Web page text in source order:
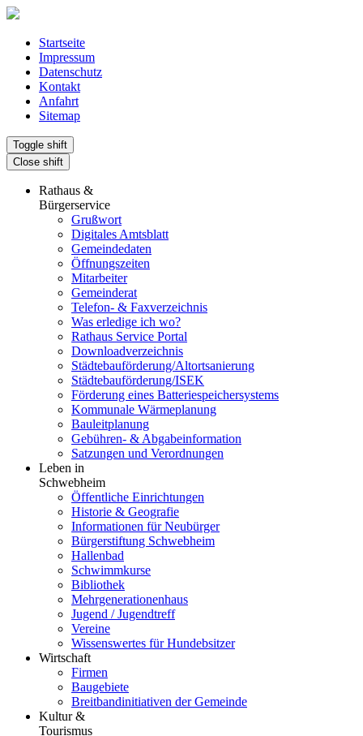
Startseite
Impressum
Datenschutz
Kontakt
Anfahrt
Sitemap
Toggle shift
Close shift
Rathaus &
Bürgerservice
Grußwort
Digitales Amtsblatt
Gemeindedaten
Öffnungszeiten
Mitarbeiter
Gemeinderat
Telefon- & Faxverzeichnis
Was erledige ich wo?
Rathaus Service Portal
Downloadverzeichnis
Städtebauförderung/Altortsanierung
Städtebauförderung/ISEK
Förderung eines Batteriespeichersystems
Kommunale Wärmeplanung
Bauleitplanung
Gebühren- & Abgabeinformation
Satzungen und Verordnungen
Leben in
Schwebheim
Öffentliche Einrichtungen
Historie & Geografie
Informationen für Neubürger
Bürgerstiftung Schwebheim
Hallenbad
Schwimmkurse
Bibliothek
Mehrgenerationenhaus
Jugend / Jugendtreff
Vereine
Wissenswertes für Hundebsitzer
Wirtschaft
Firmen
Baugebiete
Breitbandinitiativen der Gemeinde
Kultur &
Tourismus